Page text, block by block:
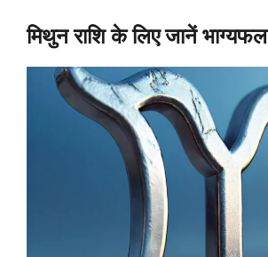
मिथुन राशि के लिए जानें भाग्यफल